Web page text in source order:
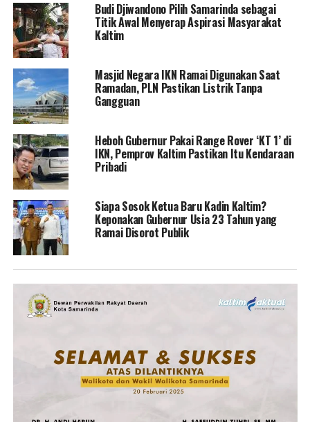
Budi Djiwandono Pilih Samarinda sebagai
Titik Awal Menyerap Aspirasi Masyarakat
Kaltim
Masjid Negara IKN Ramai Digunakan Saat
Ramadan, PLN Pastikan Listrik Tanpa
Gangguan
Heboh Gubernur Pakai Range Rover ‘KT 1’ di
IKN, Pemprov Kaltim Pastikan Itu Kendaraan
Pribadi
Siapa Sosok Ketua Baru Kadin Kaltim?
Keponakan Gubernur Usia 23 Tahun yang
Ramai Disorot Publik